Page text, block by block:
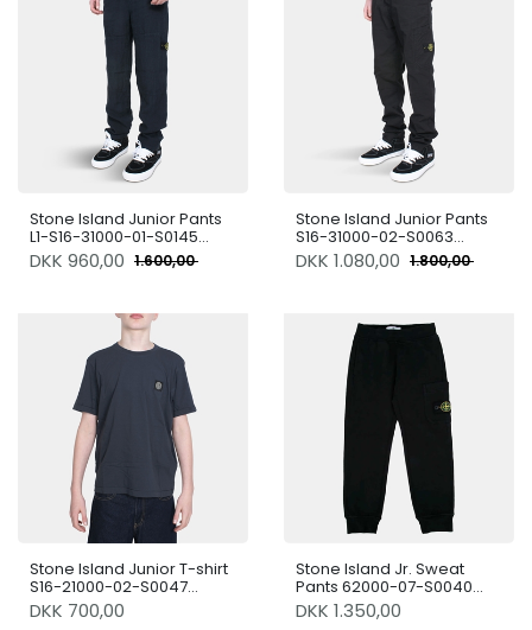
Stone Island Junior Pants
L1-S16-31000-01-S0145
V0020
DKK 960,00 1.600,00
Stone Island Junior Pants
S16-31000-02-S0063
V0029
DKK 1.080,00 1.800,00
Stone Island Junior T-shirt
S16-21000-02-S0047
V0020
DKK 700,00
Stone Island Jr. Sweat
Pants 62000-07-S0040
V0029
DKK 1.350,00